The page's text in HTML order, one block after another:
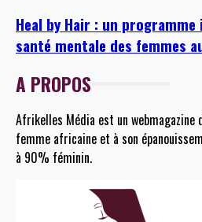
Heal by Hair : un
santé mentale des femmes
A PROPOS
Afrikelles Média est un webmagazine
femme africaine et à son
à 90% féminin.